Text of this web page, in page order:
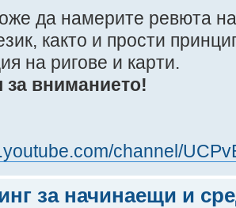
да намерите ревюта
както и прости
на ригове и карти.
за вниманието!
channel/
за начинаещи и